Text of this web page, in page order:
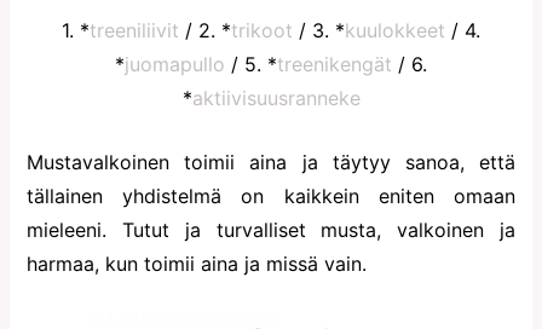
1. *treeniliivit / 2. *trikoot / 3. *kuulokkeet / 4.
*juomapullo / 5. *treenikengät / 6.
*aktiivisuusranneke
Mustavalkoinen toimii aina ja täytyy sanoa, että
tällainen yhdistelmä on kaikkein eniten omaan
mieleeni. Tutut ja turvalliset musta, valkoinen ja
harmaa, kun toimii aina ja missä vain.